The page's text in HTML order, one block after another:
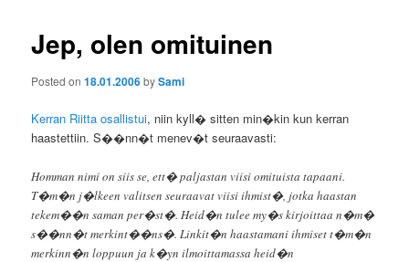
Jep, olen omituinen
Posted on18.01.2006bySami
Kerran Riitta osallistui, niin kyll� sitten min�kin kun kerran
haastettiin. S��nn�t menev�t seuraavasti:
Homman nimi on siis se, ett� paljastan viisi omituista tapaani.
T�m�n j�lkeen valitsen seuraavat viisi ihmist�, jotka haastan
tekem��n saman per�st�. Heid�n tulee my�s kirjoittaa n�m�
s��nn�t merkint��ns�. Linkit�n haastamani ihmiset t�m�n
merkinn�n loppuun ja k�yn ilmoittamassa heid�n